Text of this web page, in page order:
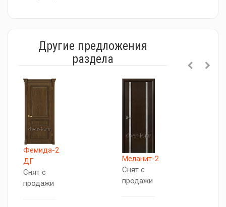
Другие предложения
раздела
Фемида-2
ДГ
Снят с
продажи
Меланит-2
Снят с
продажи